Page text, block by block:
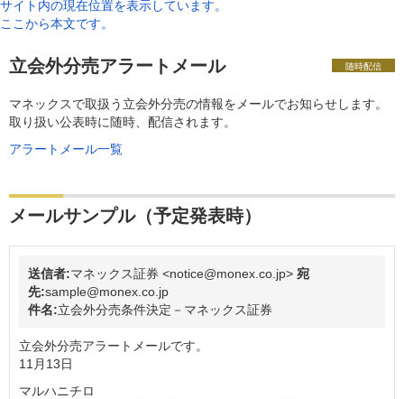
サイト内の現在位置を表示しています。
ここから本文です。
立会外分売アラートメール 随時配信
マネックスで取扱う立会外分売の情報をメールでお知らせします。
取り扱い公表時に随時、配信されます。
アラートメール一覧
メールサンプル（予定発表時）
送信者:マネックス証券 <notice@monex.co.jp> 宛
先:sample@monex.co.jp
件名:立会外分売条件決定－マネックス証券
立会外分売アラートメールです。
11月13日
マルハニチロ